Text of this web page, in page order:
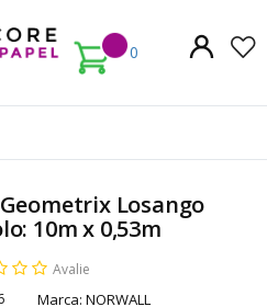
0
Losango
10m x 0,53m
Avalie
Marca: NORWALL